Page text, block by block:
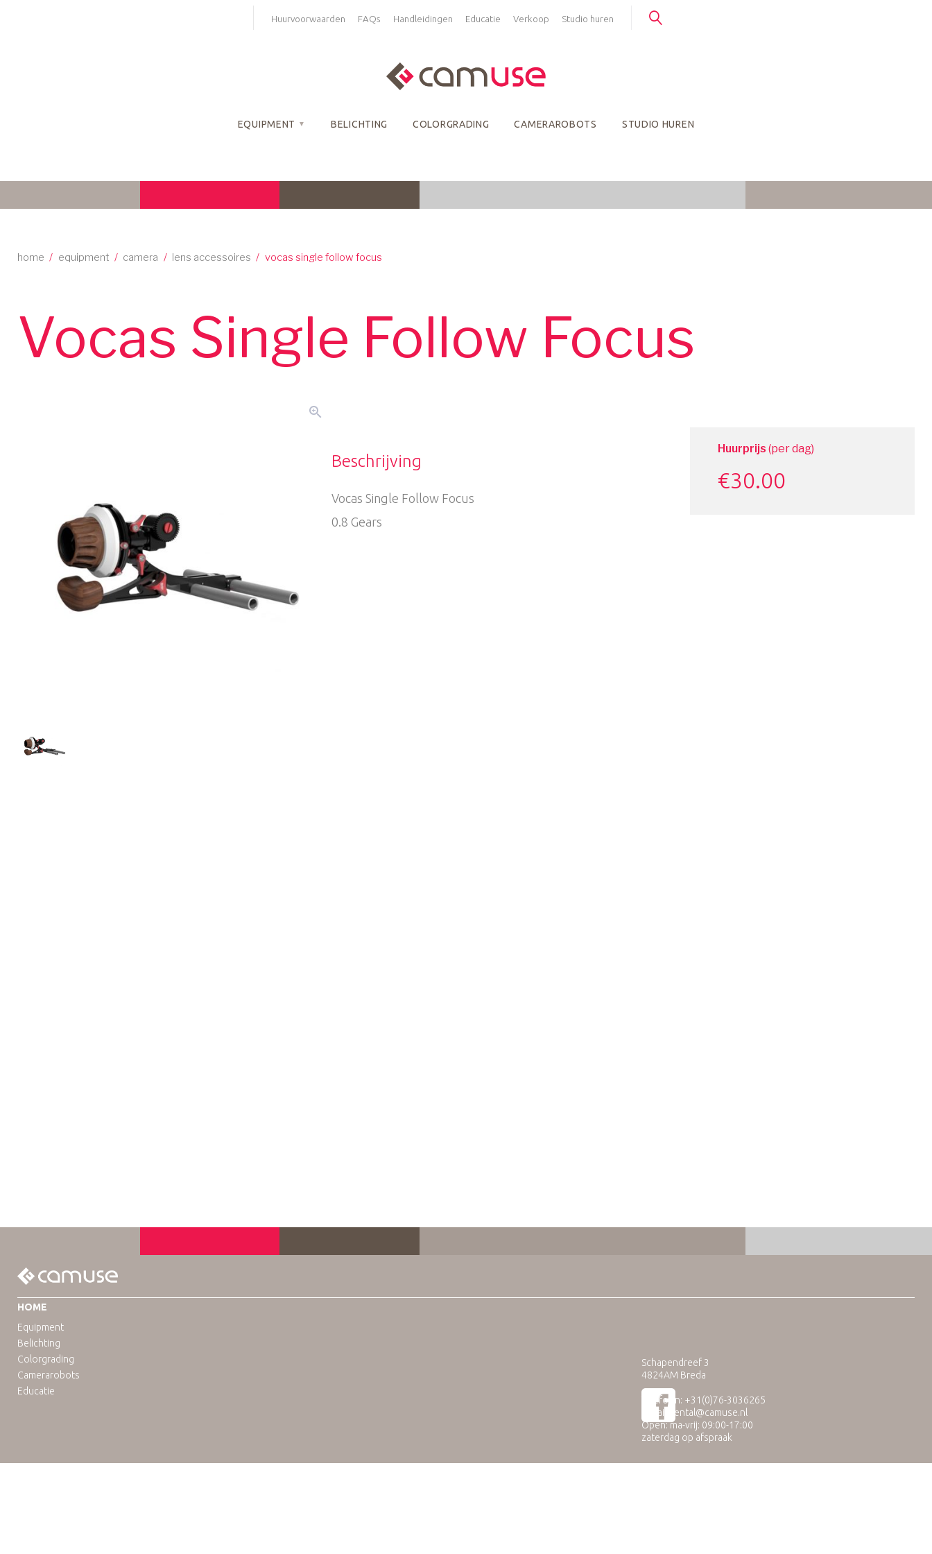
Huurvoorwaarden FAQs Handleidingen Educatie Verkoop Studio huren
EQUIPMENT BELICHTING COLORGRADING CAMERAROBOTS STUDIO HUREN
home / equipment / camera / lens accessoires / vocas single follow focus
Vocas Single Follow Focus
zoom_in
Beschrijving
Vocas Single Follow Focus
0.8 Gears
Huurprijs (per dag)
€30.00
HOME
Equipment
Belichting
Colorgrading
Camerarobots
Educatie
Schapendreef 3
4824AM Breda
Telefoon: +31(0)76-3036265
E-mail:
rental@camuse.nl
Open: ma-vrij: 09:00-17:00
zaterdag op afspraak